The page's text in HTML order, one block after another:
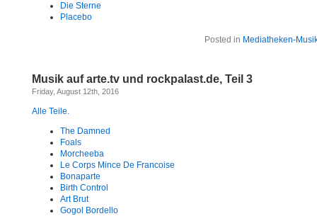
Die Sterne
Placebo
Posted in Mediatheken-
Musik auf arte.tv und rockpalast.de, Teil 3
Friday, August 12th, 2016
Alle Teile.
The Damned
Foals
Morcheeba
Le Corps Mince De Francoise
Bonaparte
Birth Control
Art Brut
Gogol Bordello